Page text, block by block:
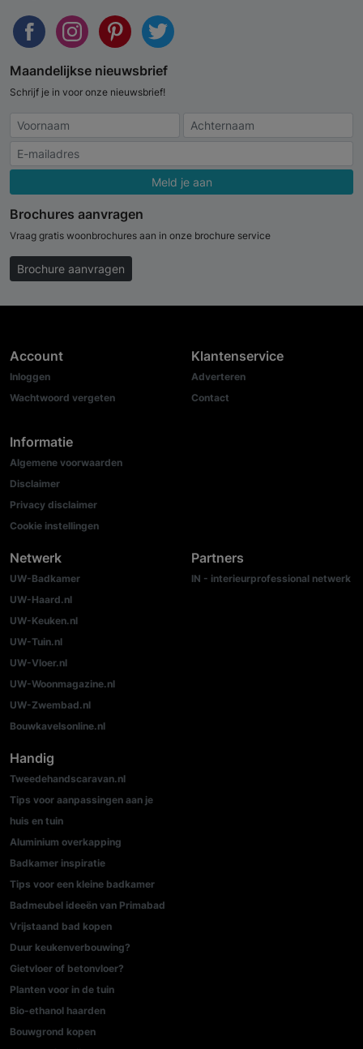
Maandelijkse nieuwsbrief
Schrijf je in voor onze nieuwsbrief!
Meld je aan
Brochures aanvragen
Vraag gratis woonbrochures aan in onze brochure service
Brochure aanvragen
Account
Inloggen
Wachtwoord vergeten
Informatie
Algemene voorwaarden
Disclaimer
Privacy disclaimer
Cookie instellingen
Klantenservice
Adverteren
Contact
Netwerk
UW-Badkamer
UW-Haard.nl
UW-Keuken.nl
UW-Tuin.nl
UW-Vloer.nl
UW-Woonmagazine.nl
UW-Zwembad.nl
Bouwkavelsonline.nl
Partners
IN - interieurprofessional netwerk
Handig
Tweedehandscaravan.nl
Tips voor aanpassingen aan je
huis en tuin
Aluminium overkapping
Badkamer inspiratie
Tips voor een kleine badkamer
Badmeubel ideeën van Primabad
Vrijstaand bad kopen
Duur keukenverbouwing?
Gietvloer of betonvloer?
Planten voor in de tuin
Bio-ethanol haarden
Bouwgrond kopen